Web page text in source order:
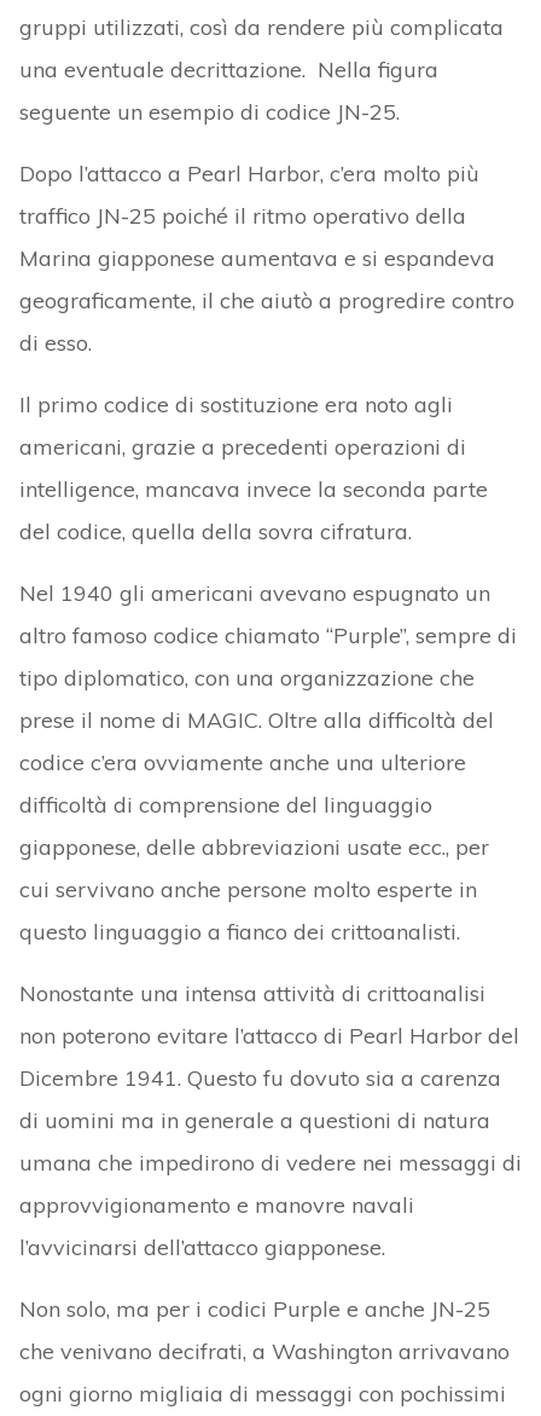
gruppi utilizzati, così da rendere più complicata
una eventuale decrittazione. Nella figura
seguente un esempio di codice JN-25.
Dopo l’attacco a Pearl Harbor, c’era molto più
traffico JN-25 poiché il ritmo operativo della
Marina giapponese aumentava e si espandeva
geograficamente, il che aiutò a progredire contro
di esso.
Il primo codice di sostituzione era noto agli
americani, grazie a precedenti operazioni di
intelligence, mancava invece la seconda parte
del codice, quella della sovra cifratura.
Nel 1940 gli americani avevano espugnato un
altro famoso codice chiamato “Purple”, sempre di
tipo diplomatico, con una organizzazione che
prese il nome di MAGIC. Oltre alla difficoltà del
codice c’era ovviamente anche una ulteriore
difficoltà di comprensione del linguaggio
giapponese, delle abbreviazioni usate ecc., per
cui servivano anche persone molto esperte in
questo linguaggio a fianco dei crittoanalisti.
Nonostante una intensa attività di crittoanalisi
non poterono evitare l’attacco di Pearl Harbor del
Dicembre 1941. Questo fu dovuto sia a carenza
di uomini ma in generale a questioni di natura
umana che impedirono di vedere nei messaggi di
approvvigionamento e manovre navali
l’avvicinarsi dell’attacco giapponese.
Non solo, ma per i codici Purple e anche JN-25
che venivano decifrati, a Washington arrivavano
ogni giorno migliaia di messaggi con pochissimi